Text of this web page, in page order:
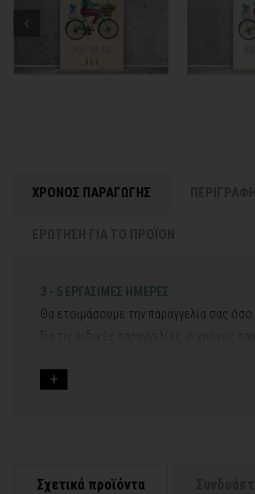
ΧΡΟΝΟΣ ΠΑΡΑΓΩΓΗΣ
3 - 5 ΕΡΓΑΣΙΜΕΣ ΗΜΕΡΕΣ
Θα ετοιμάσουμε την παραγγελία σας
Για τις ειδικές παραγγελίες, ο χρόνος
Για αυτές τις περιπτώσεις - φροντίστε
Σχετικά προϊόντα